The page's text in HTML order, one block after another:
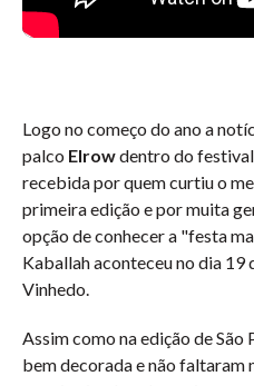
Logo no começo do ano a
palco Elrowdentro do
recebida por quem curtiu o
primeira edição e por muita
opção de conhecer a "festa
Kaballah aconteceu no dia 19
Vinhedo.
Assim como na edição de São
bem decorada e não